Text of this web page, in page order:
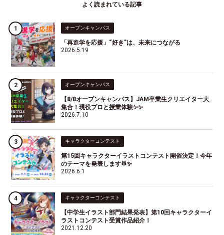
よく読まれている記事
オープンキャンパス
「再進学を応援」“好き”は、未来につながる
2026.5.19
オープンキャンパス
【8/8オープンキャンパス】JAM卒業生クリエイター大
集合！現役プロと授業体験✨✨
2026.7.10
キャラクターコンテスト
第15回キャラクターイラストコンテスト開催決定！今年
のテーマを発表します🥁✨
2026.6.1
キャラクターコンテスト
【中学生イラスト部門結果発表】第10回キャラクターイ
ラストコンテスト受賞作品紹介！
2021.12.20